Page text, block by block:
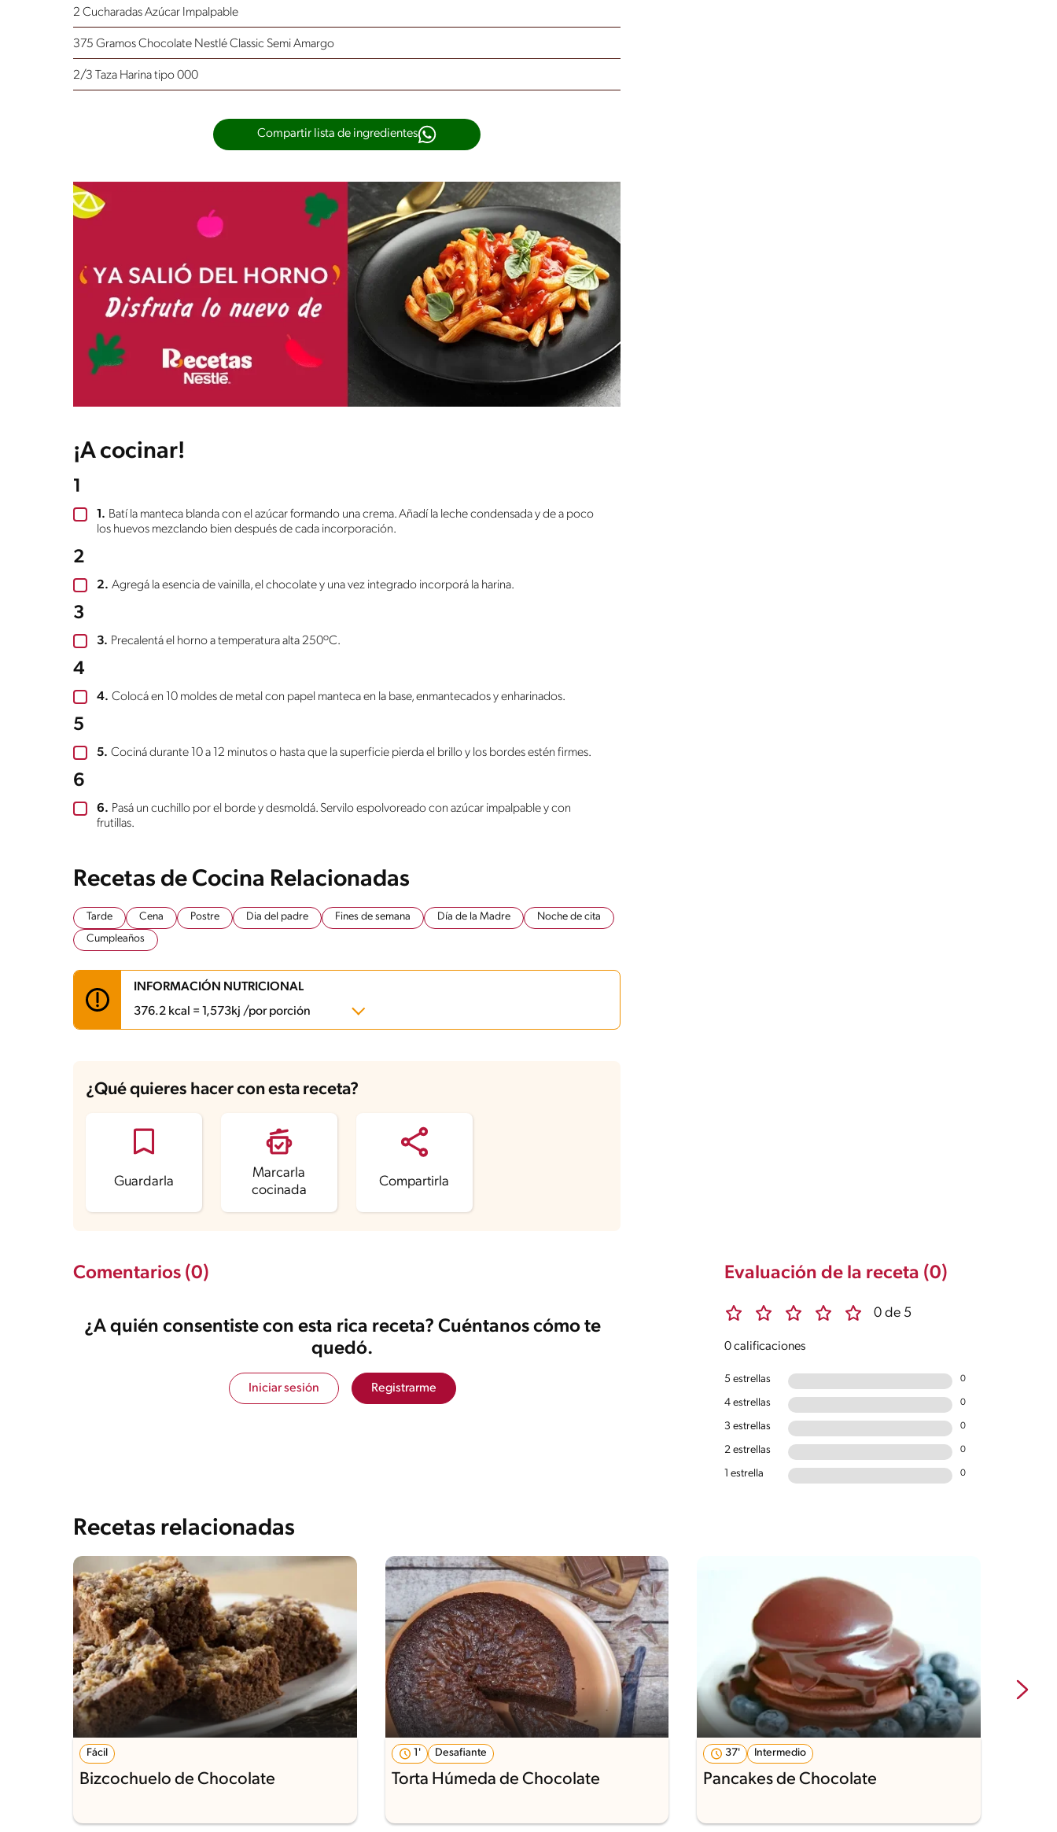
2 Cucharadas Azúcar Impalpable
375 Gramos Chocolate Nestlé Classic Semi Amargo
2/3 Taza Harina tipo 000
Compartir lista de ingredientes
¡A cocinar!
1
1. Batí la manteca blanda con el azúcar formando una crema. Añadí la leche condensada y de a poco
los huevos mezclando bien después de cada incorporación.
2
2. Agregá la esencia de vainilla, el chocolate y una vez integrado incorporá la harina.
3
3. Precalentá el horno a temperatura alta 250ºC.
4
4. Colocá en 10 moldes de metal con papel manteca en la base, enmantecados y enharinados.
5
5. Cociná durante 10 a 12 minutos o hasta que la superficie pierda el brillo y los bordes estén firmes.
6
6. Pasá un cuchillo por el borde y desmoldá. Servilo espolvoreado con azúcar impalpable y con
frutillas.
Recetas de Cocina Relacionadas
Tarde Cena Postre Dia del padre Fines de semana Día de la Madre
Noche de cita
Cumpleaños
INFORMACIÓN NUTRICIONAL
376.2 kcal = 1,573kj /por porción
Energía
376.2 kcal
Grasas 17.2 g
Sodio
¿Qué quieres hacer con esta receta?
Guardarla
Marcarla
cocinada
Compartirla
Evaluación de la receta (0)
0 de 5
0 calificaciones
5 estrellas 0
4 estrellas 0
3 estrellas 0
2 estrellas 0
1 estrella 0
Comentarios (0)
¿A quién consentiste con esta rica receta? Cuéntanos cómo te
quedó.
Iniciar sesión Registrarme
Recetas relacionadas
Fácil
Bizcochuelo de Chocolate
1' Desafiante
Torta Húmeda de Chocolate
37' Intermedio
Pancakes de Chocolate